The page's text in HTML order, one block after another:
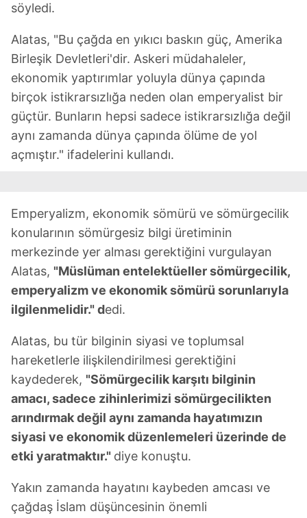
söyledi.
Alatas, "Bu çağda en yıkıcı baskın güç, Amerika
Birleşik Devletleri'dir. Askeri müdahaleler,
ekonomik yaptırımlar yoluyla dünya çapında
birçok istikrarsızlığa neden olan emperyalist bir
güçtür. Bunların hepsi sadece istikrarsızlığa değil
aynı zamanda dünya çapında ölüme de yol
açmıştır." ifadelerini kullandı.
Emperyalizm, ekonomik sömürü ve sömürgecilik
konularının sömürgesiz bilgi üretiminin
merkezinde yer alması gerektiğini vurgulayan
Alatas, "Müslüman entelektüeller sömürgecilik,
emperyalizm ve ekonomik sömürü sorunlarıyla
ilgilenmelidir." dedi.
Alatas, bu tür bilginin siyasi ve toplumsal
hareketlerle ilişkilendirilmesi gerektiğini
kaydederek, "Sömürgecilik karşıtı bilginin
amacı, sadece zihinlerimizi sömürgecilikten
arındırmak değil aynı zamanda hayatımızın
siyasi ve ekonomik düzenlemeleri üzerinde de
etki yaratmaktır." diye konuştu.
Yakın zamanda hayatını kaybeden amcası ve
çağdaş İslam düşüncesinin önemli